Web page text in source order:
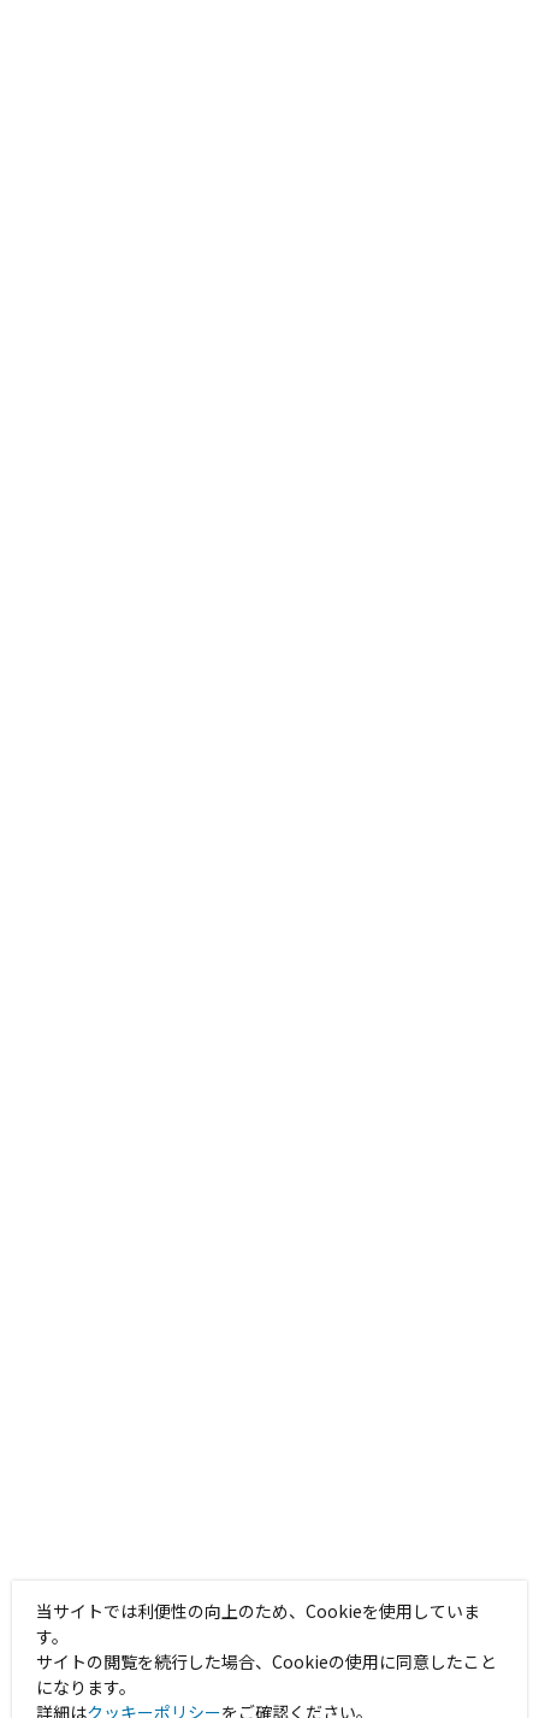
当サイトでは利便性の向上のため、Cookieを使用していま
す。
サイトの閲覧を続行した場合、Cookieの使用に同意したこと
になります。
詳細はクッキーポリシーをご確認ください。